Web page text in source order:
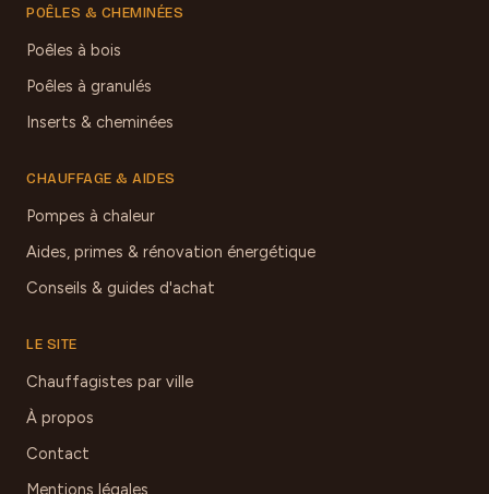
POÊLES & CHEMINÉES
Poêles à bois
Poêles à granulés
Inserts & cheminées
CHAUFFAGE & AIDES
Pompes à chaleur
Aides, primes & rénovation énergétique
Conseils & guides d'achat
LE SITE
Chauffagistes par ville
À propos
Contact
Mentions légales